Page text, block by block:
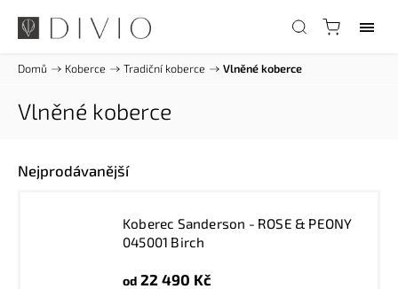
Domů / Koberce / Tradiční koberce / Vlněné koberce
Vlněné koberce
Nejprodávanější
Koberec Sanderson - ROSE & PEONY
045001 Birch
od 22 490 Kč